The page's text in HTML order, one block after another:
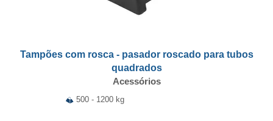
Tampões com rosca - pasador roscado para tubos
quadrados
Acessórios
500 - 1200 kg